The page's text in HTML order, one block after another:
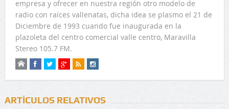
empresa y ofrecer en nuestra región otro modelo de
radio con raíces vallenatas, dicha idea se plasmo el 21 de
Diciembre de 1993 cuando fue inaugurada en la
plazoleta del centro comercial valle centro, Maravilla
Stereo 105.7 FM.
ARTÍCULOS RELATIVOS